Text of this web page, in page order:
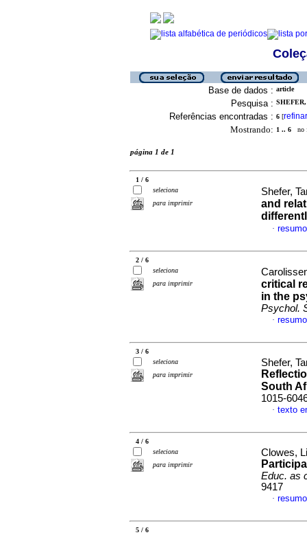
Base de dados : article
Pesquisa :
Referências encontradas : 6 [refinar
Mostrando: 1 .. 6 no
página 1 de 1
1 / 6
seleciona
para imprimir
Shefer,
and
·
2 / 6
seleciona
para imprimir
critical
in the
Psychol.
·
3 / 6
seleciona
para imprimir
Shefer,
South
1015-
· texto
4 / 6
seleciona
para imprimir
Clowes,
Educ. as
9417
·
5 / 6